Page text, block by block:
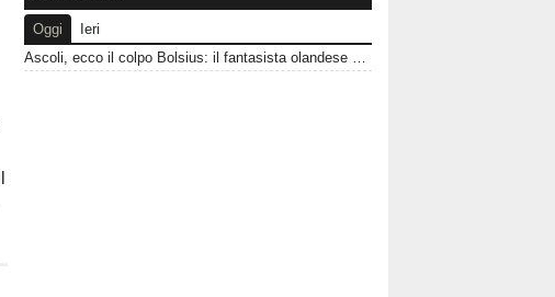
Oggi
Ieri
Ascoli, ecco il colpo Bolsius: il fantasista olandese che può cambiare la trequarti bianconera